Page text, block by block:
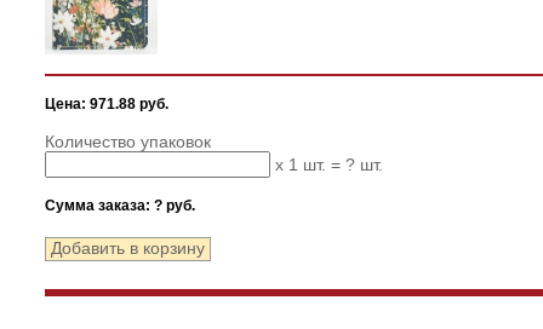
Цена: 971.88 руб.
Количество упаковок
x 1 шт. = ? шт.
Сумма заказа: ? руб.